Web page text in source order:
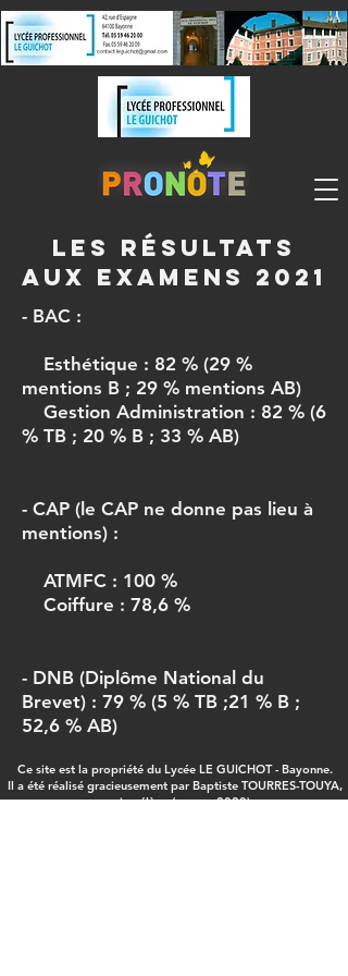
Les résultats
aux examens 2021
- BAC :
Esthétique : 82 % (29 %
mentions B ; 29 % mentions AB)
Gestion Administration : 82 % (6
% TB ; 20 % B ; 33 % AB)
- CAP (le CAP ne donne pas lieu à
mentions) :
ATMFC : 100 %
Coiffure : 78,6 %
- DNB (Diplôme National du
Brevet) : 79 % (5 % TB ;21 % B ;
52,6 % AB)
Ce site est la propriété du Lycée LE GUICHOT - Bayonne.
Il a été réalisé gracieusement par Baptiste TOURRES-TOUYA,
ancien élève (promo 2020)